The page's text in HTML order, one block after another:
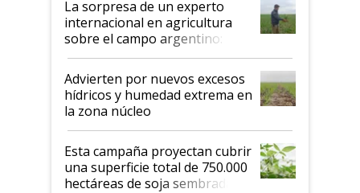
La sorpresa de un experto
internacional en agricultura
sobre el campo argentino:
"Estoy muy impresionado"
Advierten por nuevos excesos
hídricos y humedad extrema en
la zona núcleo
Esta campaña proyectan cubrir
una superficie total de 750.000
hectáreas de soja sembradas